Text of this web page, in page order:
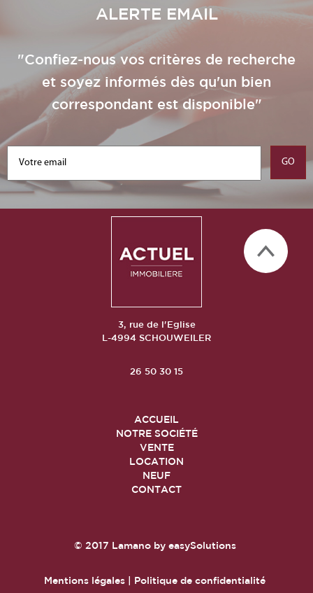
ALERTE EMAIL
"Confiez-nous vos critères de recherche
et soyez informés dès qu'un bien
correspondant est disponible"
3, rue de l'Eglise
L-4994 SCHOUWEILER
26 50 30 15
ACCUEIL
NOTRE SOCIÉTÉ
VENTE
LOCATION
NEUF
CONTACT
© 2017 Lamanoby easySolutions
Mentions légales | Politique de confidentialité